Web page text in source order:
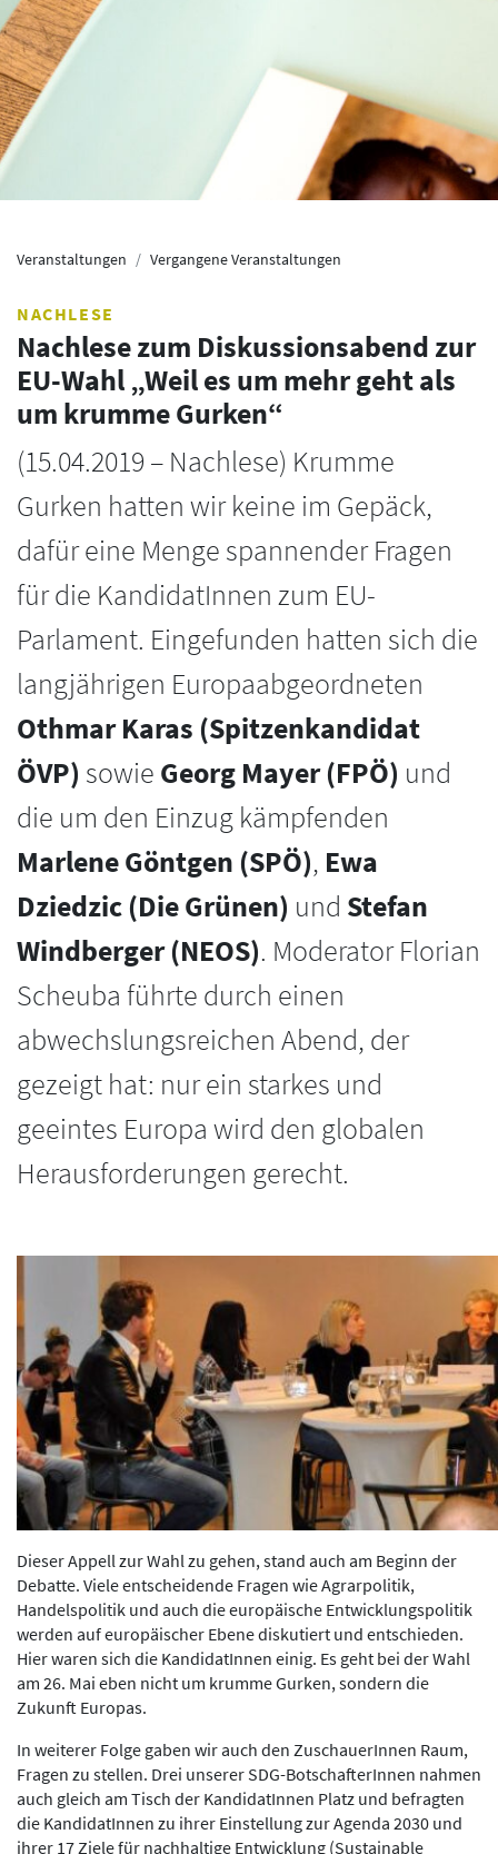
Veranstaltungen Vergangene Veranstaltungen
NACHLESE
Nachlese zum Diskussionsabend zur
EU-Wahl „Weil es um mehr geht als
um krumme Gurken“
(15.04.2019 – Nachlese) Krumme
Gurken hatten wir keine im Gepäck,
dafür eine Menge spannender Fragen
für die KandidatInnen zum EU-
Parlament. Eingefunden hatten sich die
langjährigen Europaabgeordneten
Othmar Karas (Spitzenkandidat
ÖVP) sowie Georg Mayer (FPÖ) und
die um den Einzug kämpfenden
Marlene Göntgen (SPÖ), Ewa
Dziedzic (Die Grünen) und Stefan
Windberger (NEOS). Moderator Florian
Scheuba führte durch einen
abwechslungsreichen Abend, der
gezeigt hat: nur ein starkes und
geeintes Europa wird den globalen
Herausforderungen gerecht.
Dieser Appell zur Wahl zu gehen, stand auch am Beginn der
Debatte. Viele entscheidende Fragen wie Agrarpolitik,
Handelspolitik und auch die europäische Entwicklungspolitik
werden auf europäischer Ebene diskutiert und entschieden.
Hier waren sich die KandidatInnen einig. Es geht bei der Wahl
am 26. Mai eben nicht um krumme Gurken, sondern die
Zukunft Europas.
In weiterer Folge gaben wir auch den ZuschauerInnen Raum,
Fragen zu stellen. Drei unserer SDG-BotschafterInnen nahmen
auch gleich am Tisch der KandidatInnen Platz und befragten
die KandidatInnen zu ihrer Einstellung zur Agenda 2030 und
ihrer 17 Ziele für nachhaltige Entwicklung (Sustainable